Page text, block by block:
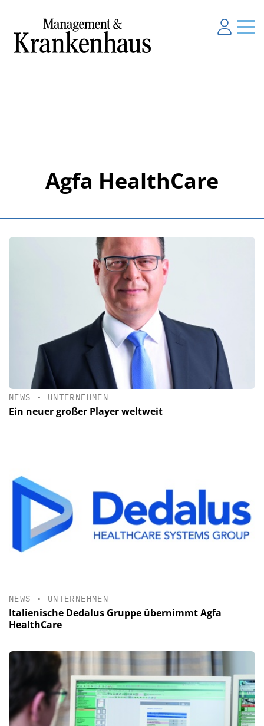
Agfa HealthCare
NEWS • UNTERNEHMEN
Ein neuer großer Player weltweit
NEWS • UNTERNEHMEN
Italienische Dedalus Gruppe übernimmt Agfa
HealthCare